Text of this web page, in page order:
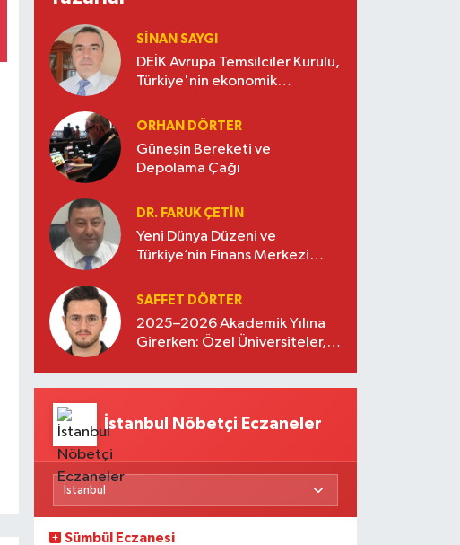
SINAN SAYGI
DEİK Avrupa Temsilciler Kurulu,
Türkiye'nin ekonomik
oluşturuyor
ORHAN DÖRTER
Güneşin Bereketi ve
Depolama Çağı
DR. FARUK ÇETİN
Yeni Dünya Düzeni ve
Türkiye’nin Finans Merkezi
SAFFET DÖRTER
2025–2026 Akademik Yılına
Girerken: Özel Üniversiteler,
İstanbul Nöbetçi Eczaneler
Sümbül Eczanesi